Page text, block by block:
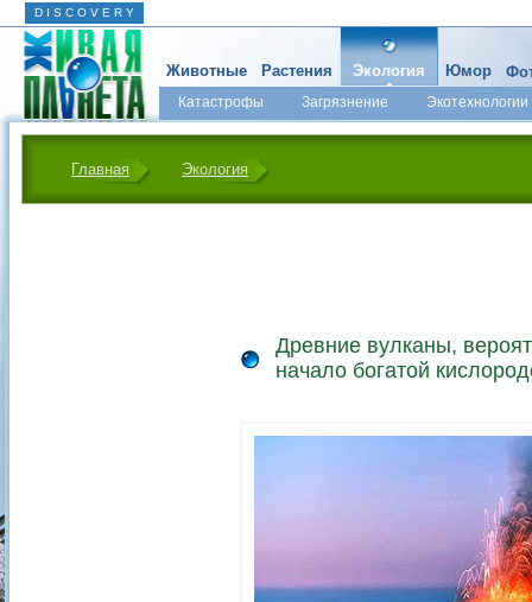
D I S C O V E R Y
Животные Растения Экология
Катастрофы Загрязнение Экотехнологии
Юмор
Главная Экология
Древние вулканы,
начало богатой